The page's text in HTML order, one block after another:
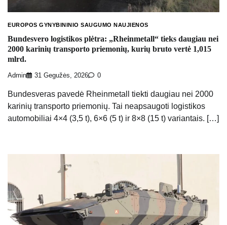
EUROPOS GYNYBININIO SAUGUMO NAUJIENOS
Bundesvero logistikos plėtra: „Rheinmetall“ tieks daugiau nei
2000 karinių transporto priemonių, kurių bruto vertė 1,015
mlrd.
Admin 31 Gegužės, 2026 0
Bundesveras pavedė Rheinmetall tiekti daugiau nei 2000
karinių transporto priemonių. Tai neapsaugoti logistikos
automobiliai 4×4 (3,5 t), 6×6 (5 t) ir 8×8 (15 t) variantais. […]